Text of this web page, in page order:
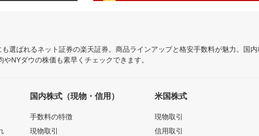
選ばれるネット証券の楽天証券。商品ラインアップと格安手数料が魅力。国
NYダウの株価も素早くチェックできます。
国内株式（現物・信用）
手数料の特徴
現物取引
米国株式
現物取引
信用取引